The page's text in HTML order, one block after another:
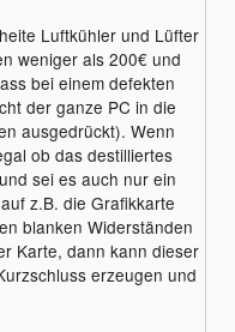
Luftkühler und Lüfter
weniger als 200€ und
bei einem defekten
der ganze PC in die
ausgedrückt). Wenn
ob das destilliertes
sei es auch nur ein
z.B. die Grafikkarte
blanken Widerständen
Karte, dann kann dieser
erzeugen und